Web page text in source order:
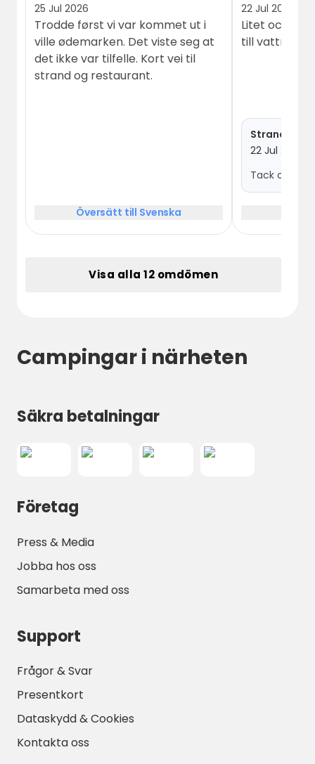
25 Jul 2026
Trodde først vi var kommet ut i
ville ødemarken. Det viste seg at
det ikke var tilfelle. Kort vei til
strand og restaurant.
Översätt till Svenska
22 Jul 2026
Litet och
till vattnet.
Strand
22 Jul 2026
Tack och
Visa alla 12 omdömen
Campingar i närheten
Säkra betalningar
Företag
Press & Media
Jobba hos oss
Samarbeta med oss
Support
Frågor & Svar
Presentkort
Dataskydd & Cookies
Kontakta oss